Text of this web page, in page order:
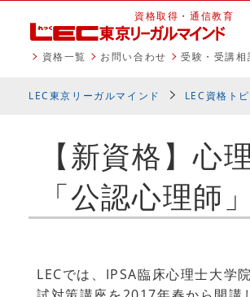
資格取得・通信教育
資格一覧 お問い合わせ 受験・受講相
LEC東京リーガルマインド LEC資格ト
【新資格】心
「公認心理師
LECでは、IPSA臨床心理士大学